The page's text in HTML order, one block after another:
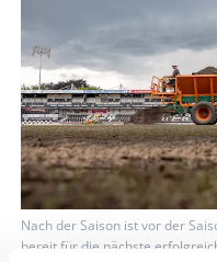
Nach der Saison ist vor der
bereit für die nächste